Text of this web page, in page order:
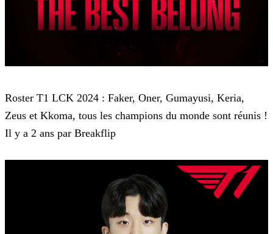
Roster T1 LCK 2024 : Faker, Oner, Gumayusi, Keria,
Zeus et Kkoma, tous les champions du monde sont réunis !
Il y a 2 ans par Breakflip